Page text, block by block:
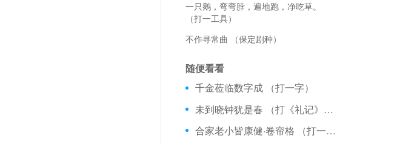
一只鹅，弯弯脖，遍地跑，净吃草。
（打一工具）
不作寻常曲 （保定剧种）
随便看看
千金莅临数字成 （打一字）
未到晓钟犹是春 （打《礼记》一句）
合家老小皆康健·卷帘格 （打一工业词语）